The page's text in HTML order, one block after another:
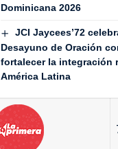
Dominicana 2026
JCI Jaycees’72
Desayuno de Oración
fortalecer la integración
América Latina